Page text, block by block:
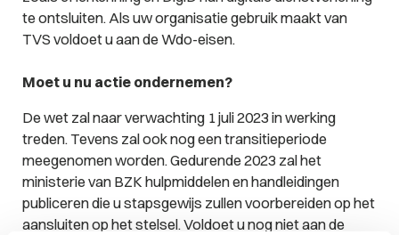
te ontsluiten. Als uw organisatie gebruik maakt van
TVS voldoet u aan de Wdo-eisen.
Moet u nu actie ondernemen?
De wet zal naar verwachting 1 juli 2023 in werking
treden. Tevens zal ook nog een transitieperiode
meegenomen worden. Gedurende 2023 zal het
ministerie van BZK hulpmiddelen en handleidingen
publiceren die u stapsgewijs zullen voorbereiden op het
aansluiten op het stelsel. Voldoet u nog niet aan de